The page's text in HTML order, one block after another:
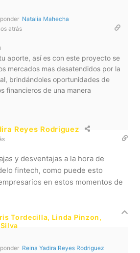
Natalia Mahecha
atrás
aporte, así es con este proyecto se
mercados mas desatendidos por la
brindándoles oportunidades de
financieros de una manera
Reyes Rodriguez
y desventajas a la hora de
fintech, como puede esto
en estos momentos de
Tordecilla, Linda Pinzon,
Reina Yadira Reyes Rodriguez